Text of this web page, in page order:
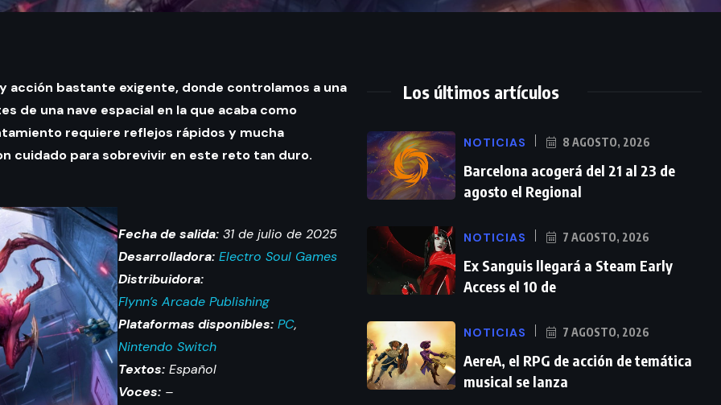
bastante exigente, donde controlamos a una
de una nave espacial en la que acaba como
requiere reflejos rápidos y mucha
cuidado para sobrevivir en este reto tan duro.
Fecha de salida:31 de julio de 2025
Desarrolladora: Electro Soul Games
Distribuidora:
Flynn’s Arcade Publishing
Plataformas disponibles: PC,
Nintendo Switch
Textos:Español
Voces:–
Los últimos artículos
NOTICIAS 8 AGOSTO, 2026
Barcelona acogerá del 21 al 23 de
agosto el Regional
NOTICIAS 7 AGOSTO, 2026
Ex Sanguis llegará a Steam Early
Access el 10 de
NOTICIAS 7 AGOSTO, 2026
AereA, el RPG de acción de temática
musical se lanza